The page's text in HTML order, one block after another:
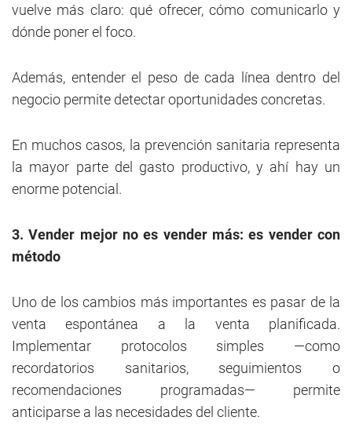
vuelve más claro: qué ofrecer, cómo comunicarlo y
dónde poner el foco.
Además, entender el peso de cada línea dentro del
negocio permite detectar oportunidades concretas.
En muchos casos, la prevención sanitaria representa
la mayor parte del gasto productivo, y ahí hay un
enorme potencial.
3. Vender mejor no es vender más: es vender con
método
Uno de los cambios más importantes es pasar de la
venta espontánea a la venta planificada.
Implementar protocolos simples —como
recordatorios sanitarios, seguimientos o
recomendaciones programadas— permite
anticiparse a las necesidades del cliente.